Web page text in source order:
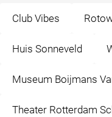
Club Vibes
Huis Sonneveld
Museum Boijmans
Theater Rotterdam